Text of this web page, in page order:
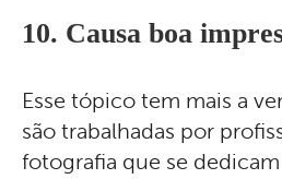
10. Causa boa
Esse tópico tem mais a
são trabalhadas por
fotografia que se